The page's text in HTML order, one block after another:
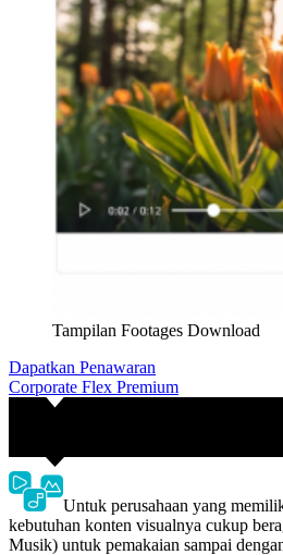
Tampilan Footages Download
Dapatkan Penawaran
Corporate Flex Premium
Untuk perusahaan yang
kebutuhan konten visualnya cukup
Musik) untuk pemakaian sampai